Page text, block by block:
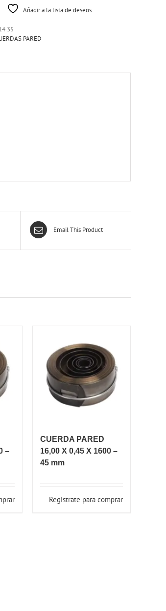
Añadir a la lista de deseos
35
PARED
Email This Product
–
CUERDA PARED
16,00 X 0,45 X 1600 –
45 mm
Registrate para comprar